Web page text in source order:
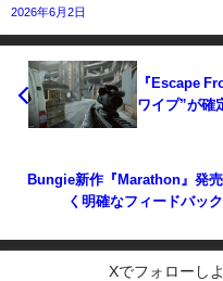
2026年6月2日
『Escape
ワイプ”が確
Bungie新作『Marathon』発
く明確なフィードバッ
Xでフォローし